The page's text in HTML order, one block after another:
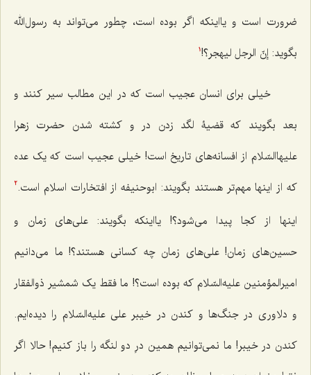
ضرورت است و یااینکه اگر بوده است، چطور مى‌تواند به رسول‌الله
بگوید: إنّ الرجل لیهجر؟!1
خیلى براى انسان عجیب است که در این مطالب سیر کنند و
بعد بگویند که قضیۀ لگد زدن در و کشته شدن حضرت زهرا
علیها‌السّلام از افسانه‌هاى تاریخ است! خیلى عجیب است که یک عده
که از اینها مهم‌تر هستند بگویند: ابوحنیفه از افتخارات اسلام است.2
اینها از کجا پیدا مى‌شود؟! یااینکه بگویند: على‌هاى زمان و
حسین‌هاى زمان! على‌هاى زمان چه کسانی هستند؟! ما مى‌دانیم
امیرالمؤمنین علیه‌السّلام‌ که بوده است؟! ما فقط یک شمشیر ذوالفقار
و دلاورى در جنگ‌ها و کندن در خیبر على علیه‌السّلام را دیده‌ایم.
کندن در خیبر! ما نمى‌توانیم همین درِ دو لنگه را باز کنیم! حالا اگر